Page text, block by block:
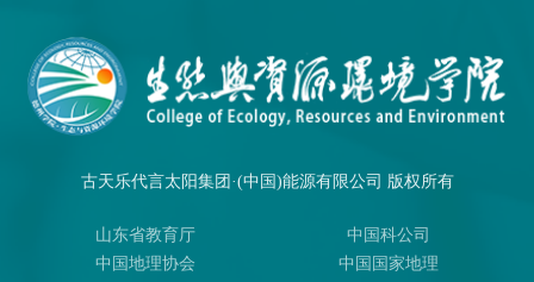
古天乐代言太阳集团·(中国)能源有限公司 版权所有
山东省教育厅
中国科公司
中国地理协会
中国国家地理